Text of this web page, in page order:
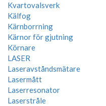
Kvartovalsverk
Kälfog
Kärnborrning
Kärnor för gjutning
Körnare
LASER
Laseravståndsmätare
Lasermått
Laserresonator
Laserstråle